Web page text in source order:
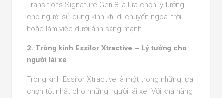
Transitions Signature Gen 8 là lựa chọn lý tưởng
cho người sử dụng kính khi di chuyển ngoài trời
hoặc làm việc dưới ánh sáng mạnh.
2. Tròng kính Essilor Xtractive – Lý tưởng cho
người lái xe
Tròng kính Essilor Xtractive là một trong những lựa
chọn tốt nhất cho những người lái xe. Với khả năng